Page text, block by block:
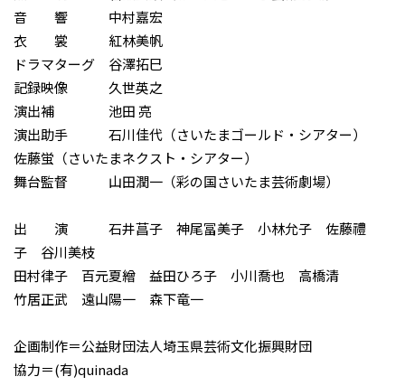
音 響 中村嘉宏
衣 裳 紅林美帆
ドラマターグ 谷澤拓巳
記録映像 久世英之
演出補 池田 亮
演出助手 石川佳代（さいたまゴールド・シアター）
佐藤蛍（さいたまネクスト・シアター）
舞台監督 山田潤一（彩の国さいたま芸術劇場）
出 演 石井菖子 神尾冨美子 小林允子 佐藤禮
子 谷川美枝
田村律子 百元夏繒 益田ひろ子 小川喬也 高橋清
竹居正武 遠山陽一 森下竜一
企画制作＝公益財団法人埼玉県芸術文化振興財団
協力＝(有)quinada